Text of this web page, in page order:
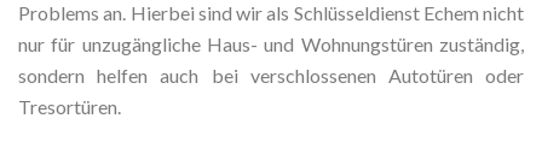
Problems an. Hierbei sind wir als Schlüsseldienst Echem nicht
nur für unzugängliche Haus- und Wohnungstüren zuständig,
sondern helfen auch bei verschlossenen Autotüren oder
Tresortüren.